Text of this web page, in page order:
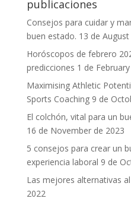
publicaciones
Consejos para cuidar y
buen estado. 13 de
Horóscopos de febrero
predicciones 1 de
Maximising Athletic
Sports Coaching 9 de
El colchón, vital para un
16 de November de 2023
5 consejos para crear un
experiencia laboral 9 de
Las mejores alternativas
2022